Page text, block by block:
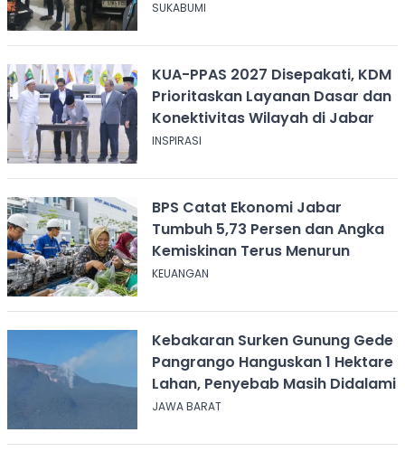
SUKABUMI
KUA-PPAS 2027 Disepakati, KDM
Prioritaskan Layanan Dasar dan
Konektivitas Wilayah di Jabar
INSPIRASI
BPS Catat Ekonomi Jabar
Tumbuh 5,73 Persen dan Angka
Kemiskinan Terus Menurun
KEUANGAN
Kebakaran Surken Gunung Gede
Pangrango Hanguskan 1 Hektare
Lahan, Penyebab Masih Didalami
JAWA BARAT